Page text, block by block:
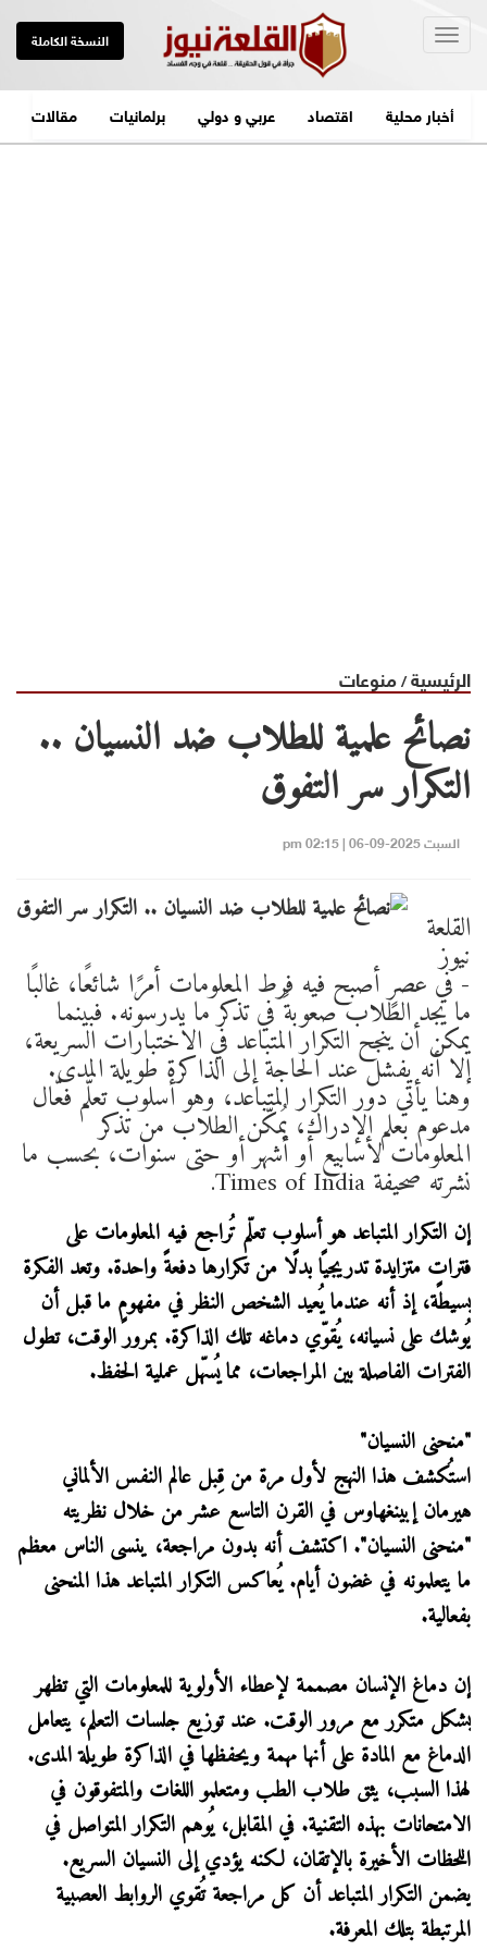
النسخة الكاملة
أخبار محلية اقتصاد عربي و دولي برلمانيات مقالات
الرئيسية/منوعات
نصائح علمية للطلاب ضد النسيان ..
التكرار سر التفوق
السبت 2025-09-06 | 02:15 pm
القلعة
نيوز
- في عصرٍ أصبح فيه فرط المعلومات أمرًا شائعًا، غالبًا
ما يجد الطلاب صعوبةً في تذكر ما يدرسونه. فبينما
يمكن أن ينجح التكرار المتباعد في الاختبارات السريعة،
إلا أنه يفشل عند الحاجة إلى الذاكرة طويلة المدى.
وهنا يأتي دور التكرار المتباعد، وهو أسلوب تعلّم فعّال
مدعوم بعلم الإدراك، يُمكّن الطلاب من تذكر
المعلومات لأسابيع أو أشهر أو حتى سنوات، بحسب ما
نشرته صحيفة Times of India.
إن التكرار المتباعد هو أسلوب تعلّم تُراجع فيه المعلومات على
فتراتٍ متزايدة تدريجيًا بدلًا من تكرارها دفعةً واحدة. وتعد الفكرة
بسيطة، إذ أنه عندما يُعيد الشخص النظر في مفهومٍ ما قبل أن
يُوشك على نسيانه، يُقوّي دماغه تلك الذاكرة. بمرور الوقت، تطول
الفترات الفاصلة بين المراجعات، مما يُسهّل عملية الحفظ.
"منحنى النسيان"
استُكشف هذا النهج لأول مرة من قِبل عالم النفس الألماني
هيرمان إبينغهاوس في القرن التاسع عشر من خلال نظريته
"منحنى النسيان". اكتشف أنه بدون مراجعة، ينسى الناس معظم
ما يتعلمونه في غضون أيام. يُعاكس التكرار المتباعد هذا المنحنى
بفعالية.
إن دماغ الإنسان مصممة لإعطاء الأولوية للمعلومات التي تظهر
بشكل متكرر مع مرور الوقت. عند توزيع جلسات التعلم، يتعامل
الدماغ مع المادة على أنها مهمة ويحفظها في الذاكرة طويلة المدى.
لهذا السبب، يثق طلاب الطب ومتعلمو اللغات والمتفوقون في
الامتحانات بهذه التقنية. في المقابل، يُوهم التكرار المتواصل في
اللحظات الأخيرة بالإتقان، لكنه يؤدي إلى النسيان السريع.
يضمن التكرار المتباعد أن كل مراجعة تُقوي الروابط العصبية
المرتبطة بتلك المعرفة.